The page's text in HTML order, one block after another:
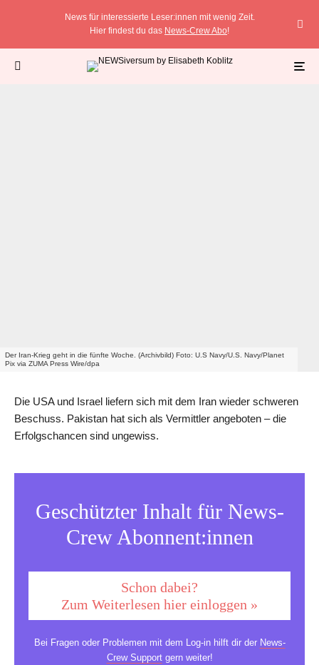
News für interessierte Leser:innen mit wenig Zeit.
Hier findest du das News-Crew Abo!
Der Iran-Krieg geht in die fünfte Woche. (Archivbild) Foto: U.S Navy/U.S. Navy/Planet
Pix via ZUMA Press Wire/dpa
Die USA und Israel liefern sich mit dem Iran wieder schweren
Beschuss. Pakistan hat sich als Vermittler angeboten – die
Erfolgschancen sind ungewiss.
Geschützter Inhalt für News-
Crew Abonnent:innen
Schon dabei?
Zum Weiterlesen hier einloggen »
Bei Fragen oder Problemen mit dem Log-in hilft dir der News-
Crew Supportgern weiter!